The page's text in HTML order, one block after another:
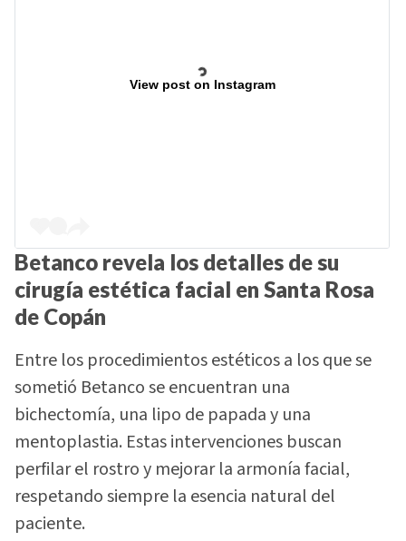
View post on Instagram
Betanco revela los detalles de su
cirugía estética facial en Santa Rosa
de Copán
Entre los procedimientos estéticos a los que se
sometió Betanco se encuentran una
bichectomía, una lipo de papada y una
mentoplastia. Estas intervenciones buscan
perfilar el rostro y mejorar la armonía facial,
respetando siempre la esencia natural del
paciente.